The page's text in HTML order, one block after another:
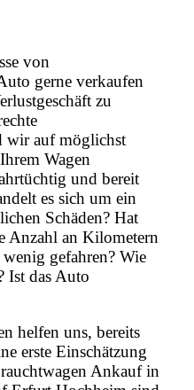
von
gerne verkaufen
zu
wir auf möglichst
Wagen
und bereit
es sich um ein
Schäden? Hat
Anzahl an Kilometern
gefahren? Wie
Ist das Auto
helfen uns, bereits
erste Einschätzung
Ankauf in